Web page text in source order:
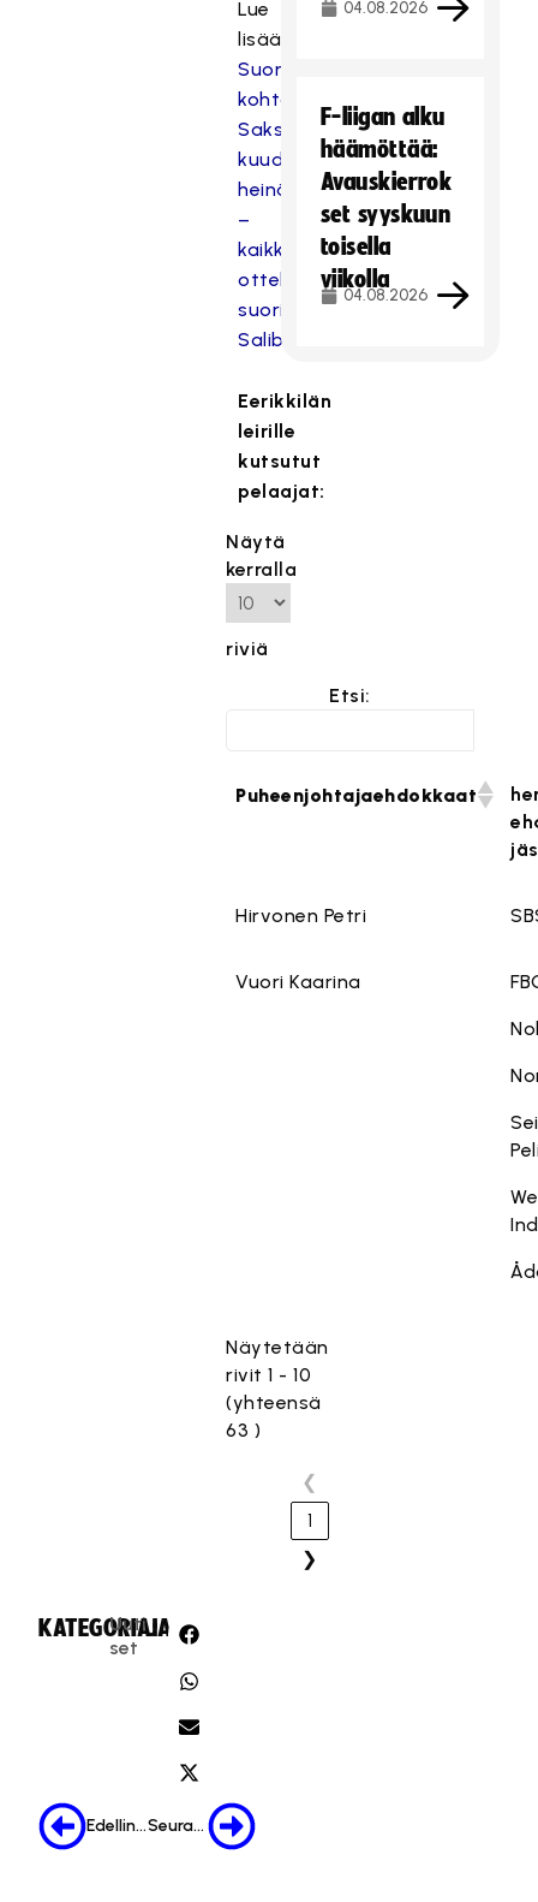
Lue
lisää:
Suomi
kohtaa
Saksan
kuudesti
heinäkuussa
–
kaikki
ottelut
suorina
SalibandyTV:ssä
Eerikkilän
leirille
kutsutut
pelaajat:
Näytä
kerralla
riviä
Etsi:
Puheenjohtajaehdokkaat
Hirvonen Petri
Vuori Kaarina
Näytetään
rivit 1 - 10
(yhteensä
63 )
❮
1
❯
KATEGORIA:
Uuti
set
JAA:
Edellinen Seuraava
04.08.2026
F-liigan alku
häämöttää:
Avauskierrok
set syyskuun
toisella
viikolla
04.08.2026